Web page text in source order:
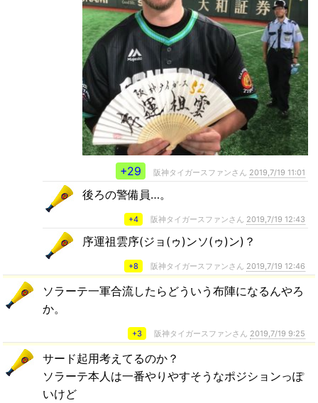
+29 阪神タイガースファンさん 2019,7/19 11:01
後ろの警備員…。
+4 阪神タイガースファンさん 2019,7/19 12:43
序運祖雲序(ジョ(ゥ)ンソ(ゥ)ン)？
+8 阪神タイガースファンさん 2019,7/19 12:46
ソラーテ一軍合流したらどういう布陣になるんやろ
か。
+3 阪神タイガースファンさん 2019,7/19 9:25
サード起用考えてるのか？
ソラーテ本人は一番やりやすそうなポジションっぽ
いけど